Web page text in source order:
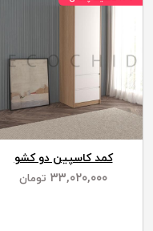
کمد کاسپین دو کشو
۳۳,۰۲۰,۰۰۰ تومان